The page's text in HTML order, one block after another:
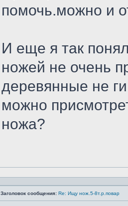
помочь.можно и
И еще я так
ножей не очень
деревянные не
можно
ножа?
Заголовок сообщения: Re: Ищу нож.5-8т.р.повар